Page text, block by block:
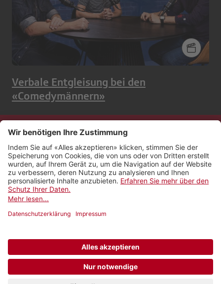
Verbale Entgleisung bei den
«Comedymännern»
Kontakt
Impressum
Rechtliches
Netiquette
Newsletter abonnieren